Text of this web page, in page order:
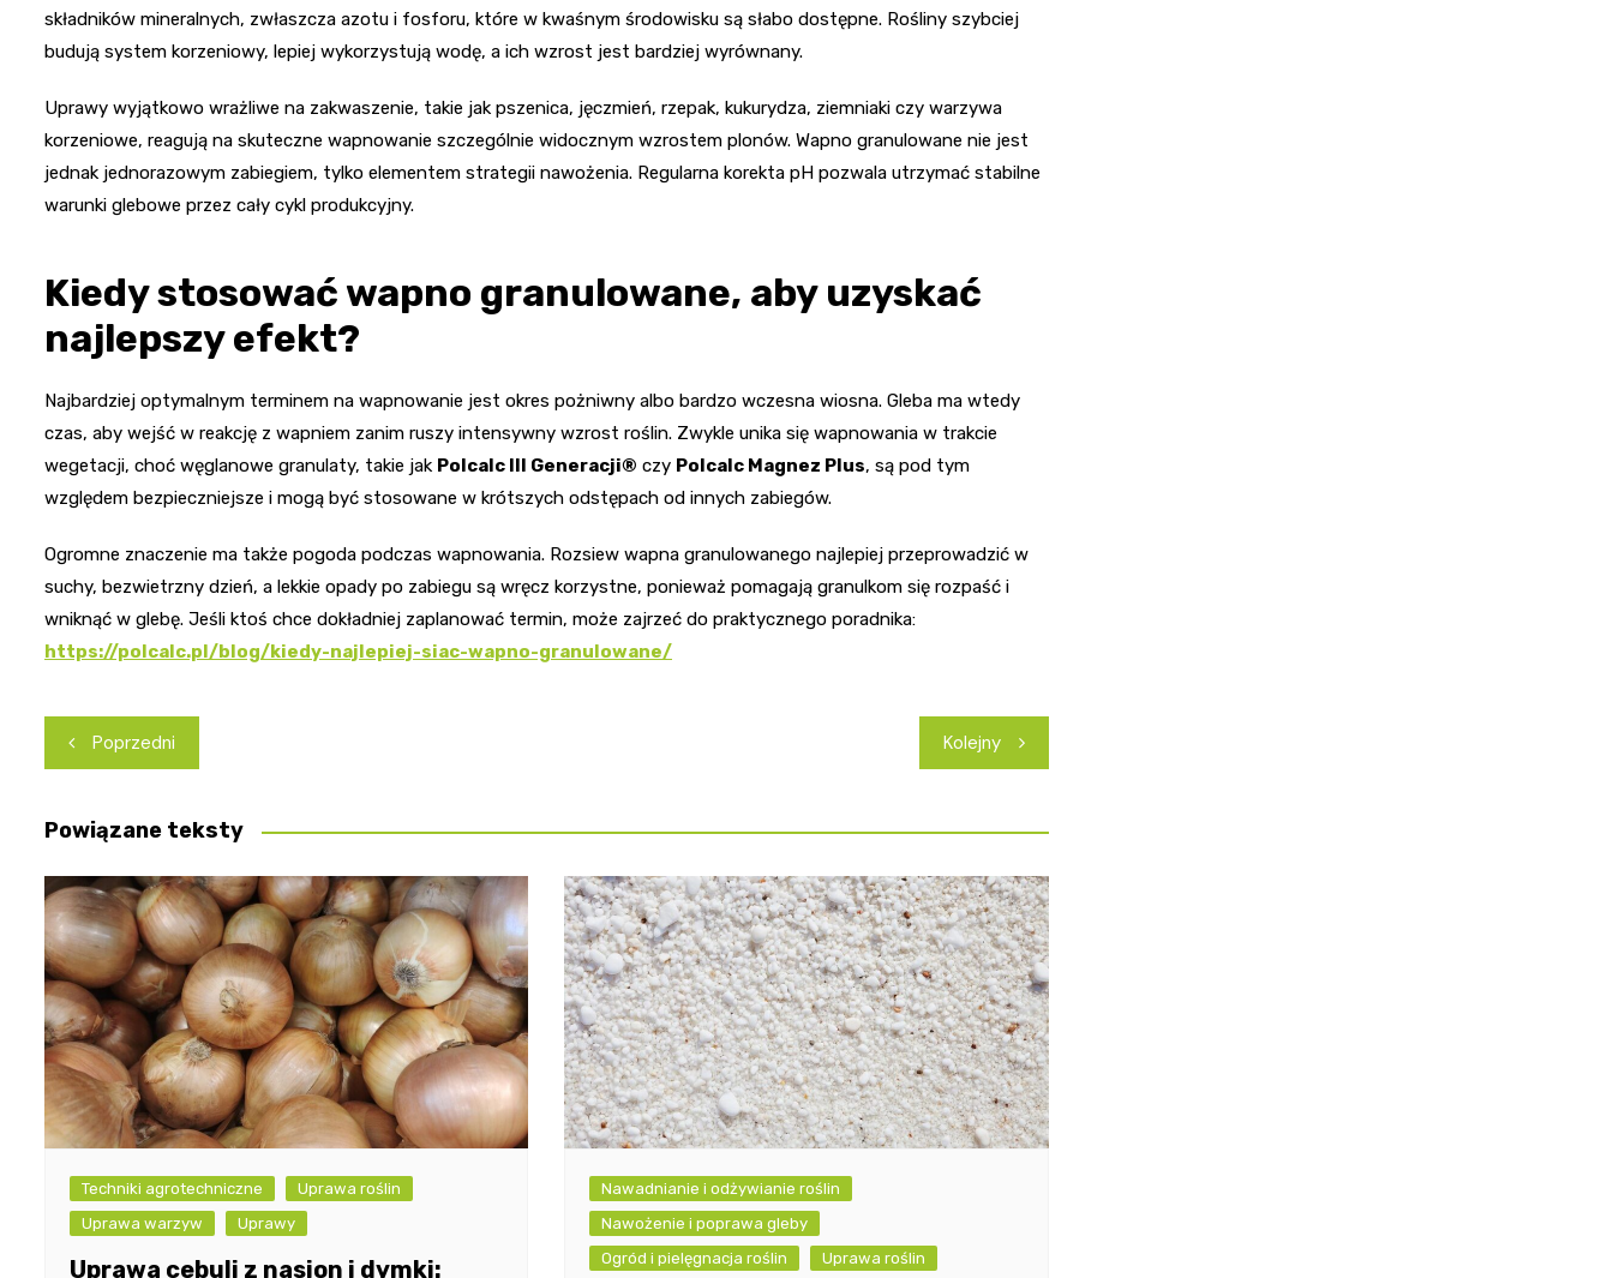
składników mineralnych, zwłaszcza azotu i fosforu, które w kwaśnym środowisku są słabo dostępne. Rośliny szybciej
budują system korzeniowy, lepiej wykorzystują wodę, a ich wzrost jest bardziej wyrównany.
Uprawy wyjątkowo wrażliwe na zakwaszenie, takie jak pszenica, jęczmień, rzepak, kukurydza, ziemniaki czy warzywa
korzeniowe, reagują na skuteczne wapnowanie szczególnie widocznym wzrostem plonów. Wapno granulowane nie jest
jednak jednorazowym zabiegiem, tylko elementem strategii nawożenia. Regularna korekta pH pozwala utrzymać stabilne
warunki glebowe przez cały cykl produkcyjny.
Kiedy stosować wapno granulowane, aby uzyskać
najlepszy efekt?
Najbardziej optymalnym terminem na wapnowanie jest okres pożniwny albo bardzo wczesna wiosna. Gleba ma wtedy
czas, aby wejść w reakcję z wapniem zanim ruszy intensywny wzrost roślin. Zwykle unika się wapnowania w trakcie
wegetacji, choć węglanowe granulaty, takie jak Polcalc III Generacji® czy Polcalc Magnez Plus, są pod tym
względem bezpieczniejsze i mogą być stosowane w krótszych odstępach od innych zabiegów.
Ogromne znaczenie ma także pogoda podczas wapnowania. Rozsiew wapna granulowanego najlepiej przeprowadzić w
suchy, bezwietrzny dzień, a lekkie opady po zabiegu są wręcz korzystne, ponieważ pomagają granulkom się rozpaść i
wniknąć w glebę. Jeśli ktoś chce dokładniej zaplanować termin, może zajrzeć do praktycznego poradnika:
https://polcalc.pl/blog/kiedy-najlepiej-siac-wapno-granulowane/
Nawigacja
wpisu
Poprzedni Kolejny
Powiązane teksty
Techniki agrotechniczne
Uprawa roślin
Uprawa warzyw
Uprawy
Uprawa cebuli z nasion i dymki:
Nawadnianie i odżywianie roślin
Nawożenie i poprawa gleby
Ogród i pielęgnacja roślin
Uprawa roślin